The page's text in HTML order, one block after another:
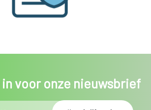
voor onze nieuwsbrief